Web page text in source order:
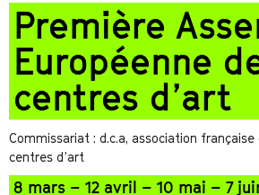
Première
Européenne
centres d’art
Commissariat : d.c.a, association
centres d’art
8 mars – 12 avril – 10 mai – 7